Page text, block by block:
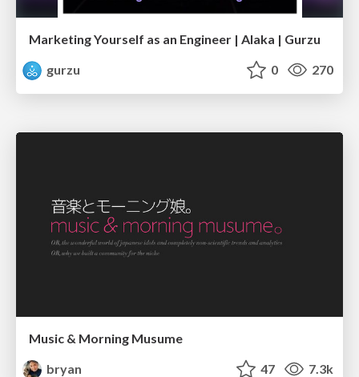
Marketing Yourself as an Engineer | Alaka | Gurzu
gurzu
0 270
Music & Morning Musume
bryan
47 7.3k